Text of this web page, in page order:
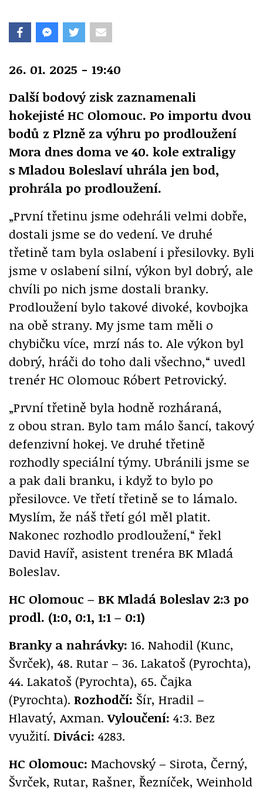
26. 01. 2025 - 19:40
Další bodový zisk zaznamenali
hokejisté HC Olomouc. Po importu dvou
bodů z Plzně za výhru po prodloužení
Mora dnes doma ve 40. kole extraligy
s Mladou Boleslaví uhrála jen bod,
prohrála po prodloužení.
„První třetinu jsme odehráli velmi dobře,
dostali jsme se do vedení. Ve druhé
třetině tam byla oslabení i přesilovky. Byli
jsme v oslabení silní, výkon byl dobrý, ale
chvíli po nich jsme dostali branky.
Prodloužení bylo takové divoké, kovbojka
na obě strany. My jsme tam měli o
chybičku více, mrzí nás to. Ale výkon byl
dobrý, hráči do toho dali všechno,“ uvedl
trenér HC Olomouc Róbert Petrovický.
„První třetině byla hodně rozháraná,
z obou stran. Bylo tam málo šancí, takový
defenzivní hokej. Ve druhé třetině
rozhodly speciální týmy. Ubránili jsme se
a pak dali branku, i když to bylo po
přesilovce. Ve třetí třetině se to lámalo.
Myslím, že náš třetí gól měl platit.
Nakonec rozhodlo prodloužení,“ řekl
David Havíř, asistent trenéra BK Mladá
Boleslav.
HC Olomouc – BK Mladá Boleslav 2:3 po
prodl. (1:0, 0:1, 1:1 – 0:1)
Branky a nahrávky: 16. Nahodil (Kunc,
Švrček), 48. Rutar – 36. Lakatoš (Pyrochta),
44. Lakatoš (Pyrochta), 65. Čajka
(Pyrochta). Rozhodčí: Šír, Hradil –
Hlavatý, Axman.Vyloučení: 4:3. Bez
využití. Diváci: 4283.
HC Olomouc: Machovský – Sirota, Černý,
Švrček, Rutar, Rašner, Řezníček, Weinhold